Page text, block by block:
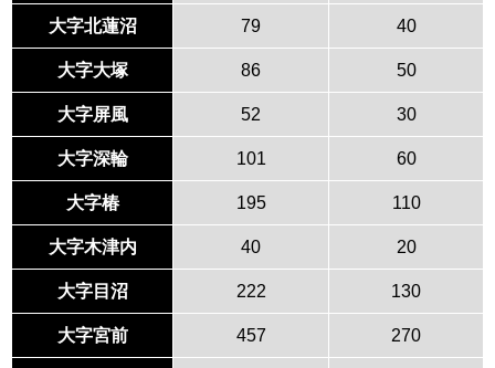
大字北蓮沼 79 40
大字大塚 86 50
大字屏風 52 30
大字深輪 101 60
大字椿 195 110
大字木津内 40 20
大字目沼 222 130
大字宮前 457 270